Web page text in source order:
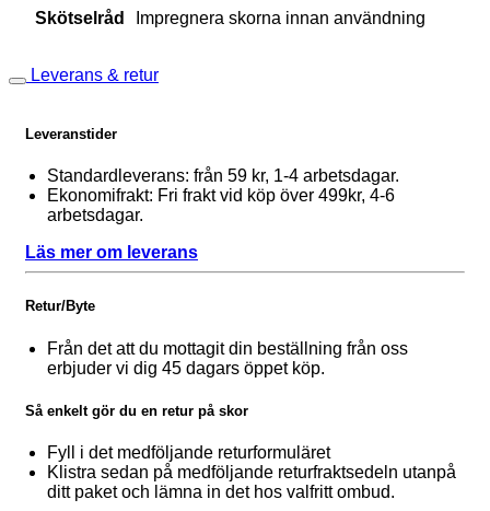
Skötselråd Impregnera skorna innan användning
Leverans & retur
Leveranstider
Standardleverans: från 59 kr, 1-4 arbetsdagar.
Ekonomifrakt: Fri frakt vid köp över 499kr, 4-6
arbetsdagar.
Läs mer om leverans
Retur/Byte
Från det att du mottagit din beställning från oss
erbjuder vi dig 45 dagars öppet köp.
Så enkelt gör du en retur på skor
Fyll i det medföljande returformuläret
Klistra sedan på medföljande returfraktsedeln utanpå
ditt paket och lämna in det hos valfritt ombud.